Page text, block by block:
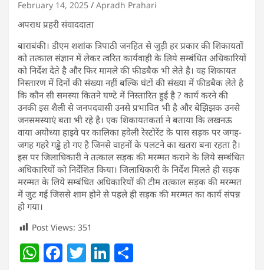
February 14, 2025 Apradh Prahari
अपराध प्रहरी संवाददाता
बाराबंकी। डीएम शशांक त्रिपाठी जनहित से जुड़ी हर प्रकार की शिकायतों
को तत्काल संज्ञान में लेकर त्वरित कार्यवाही के लिये सम्बंधित अधिकारियों
को निर्देश देते है और फिर मामले की फीडबैक भी लेते है। वह शिकायत
निस्तारण में दिनों की संख्या नहीं बल्कि घंटों की संख्या में फीडबैक लेते है
कि कौन सी समस्या कितने घण्टे में निस्तारित हुई है ? कार्य करने की
उनकी इस शैली से जनपदवासी उनसे प्रभावित भी है और बेझिझक उनसे
जनसमस्याएं बता भी रहे है। एक शिकायतकर्ता ने बताया कि लखनऊ
वाया अयोध्या हाइवे पर कालिका हवेली रेस्टोरेंट के पास सड़क पर जगह-
जगह गहरे गड्ढे हो गए है जिनसे वाहनों के पलटने का खतरा बना रहता है।
इस पर जिलाधिकारी ने तत्काल सड़क की मरम्मत कराने के लिये सम्बंधित
अधिकारियों को निर्देशित किया। जिलाधिकारी के निर्देश मिलते ही सड़क
मरम्मत के लिये सम्बंधित अधिकारियों की टीम तत्काल सड़क की मरम्मत
में जुट गई जिससे शाम होने से पहले ही सड़क की मरम्मत का कार्य संपन्न
हो गया।
Post Views: 351
W F T Li